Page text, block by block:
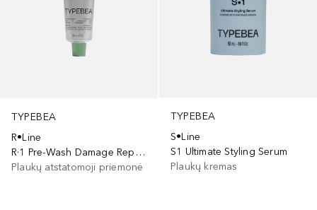
TYPEBEA
R•Line
R·1 Pre-Wash Damage Repair Mask
Plaukų atstatomoji priemonė
TYPEBEA
S•Line
S1 Ultimate Styling Serum
Plaukų kremas